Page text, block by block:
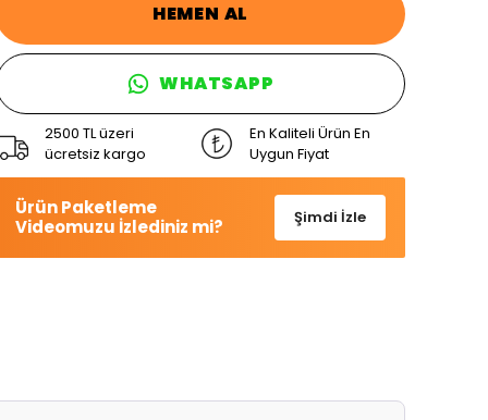
HEMEN AL
WHATSAPP
2500 TL üzeri
ücretsiz kargo
En Kaliteli Ürün En
Uygun Fiyat
Ürün Paketleme
Videomuzu İzlediniz mi?
Şimdi İzle